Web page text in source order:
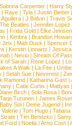
Sabrina Carpenter | Harry
| Raye| Tyla| Justin Bieber|
| J Balvin | Travis
The Beatles | Jennifer Lopez
| Frida Gold | Elke Jeinsen
| Kimbra | Brandon
Jinx | Matt Dusk | Spencer
| Kerstin Linnartz |
| Nevio | Stream Of
of Sarah | Rene Lopez |
A Walk | La Fee|
| Selah Sue| Neverest|
Ramond| Katharina Gast|
| Catie Curtis | Mattyas |
Birch| Sola Rosa|
Tarja Turunen| James
Sol | Deine Jugend |
Valerie | Tom Hugo |
| Tim Bendzko |
Ford | Noelia | Arno Cost |